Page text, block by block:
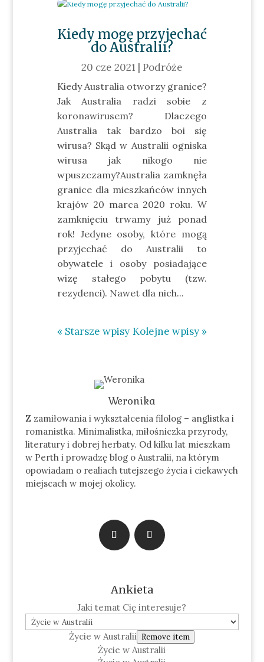
Kiedy mogę przyjechać
do Australii?
20 cze 2021 | Podróże
Kiedy Australia otworzy granice?
Jak Australia radzi sobie z
koronawirusem? Dlaczego
Australia tak bardzo boi się
wirusa? Skąd w Australii ogniska
wirusa jak nikogo nie
wpuszczamy?Australia zamknęła
granice dla mieszkańców innych
krajów 20 marca 2020 roku. W
zamknięciu trwamy już ponad
rok! Jedyne osoby, które mogą
przyjechać do Australii to
obywatele i osoby posiadające
wizę stałego pobytu (tzw.
rezydenci). Nawet dla nich...
« Starsze wpisy Kolejne wpisy »
Weronika
Z zamiłowania i wykształcenia filolog – anglistka i
romanistka. Minimalistka, miłośniczka przyrody,
literatury i dobrej herbaty. Od kilku lat mieszkam
w Perth i prowadzę blog o Australii, na którym
opowiadam o realiach tutejszego życia i ciekawych
miejscach w mojej okolicy.
Ankieta
Jaki temat Cię interesuje?
Życie w Australii Remove item
Życie w Australii